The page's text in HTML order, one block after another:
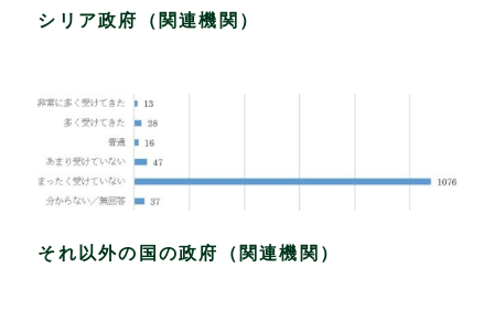
シリア政府（関連機関）
それ以外の国の政府（関連機関）